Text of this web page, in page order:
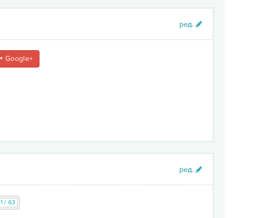
Google+
1 / 63